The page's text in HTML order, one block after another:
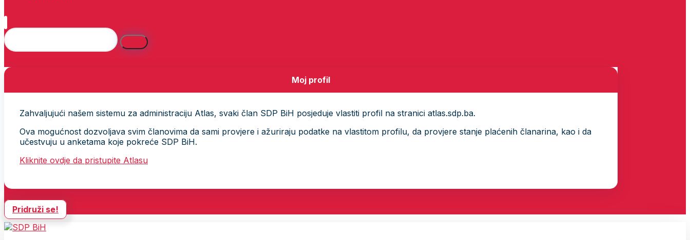
Moj profil
Zahvaljujući našem sistemu za administraciju Atlas, svaki član SDP BiH posjeduje vlastiti profil na stranici atlas.sdp.ba.
Ova mogućnost dozvoljava svim članovima da sami provjere i ažuriraju podatke na vlastitom profilu, da provjere stanje plaćenih članarina, kao i da
učestvuju u anketama koje pokreće SDP BiH.
Kliknite ovdje da pristupite Atlasu
Pridruži se!